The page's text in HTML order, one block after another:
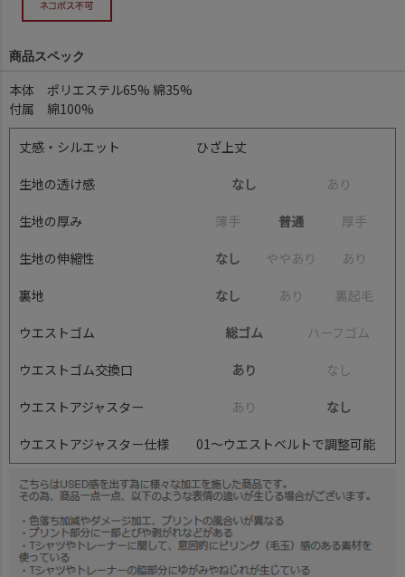
商品スペック
本体 ポリエステル65% 綿35%
付属 綿100%
丈感・シルエット ひざ上丈
生地の透け感 なし あ り
生地の厚み 薄手 普通 厚手
生地の伸縮性 なし ややあ り あ り
裏地 なし あ り 裏起毛
ウエストゴム 総ゴム ハーフ ゴ ム
ウエストゴム交換口 あり な し
ウエストアジャスター あ り なし
ウエストアジャスター仕様 01～ウエストベルトで調整可能